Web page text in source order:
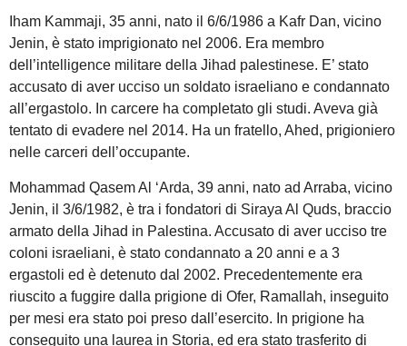
Iham Kammaji, 35 anni, nato il 6/6/1986 a Kafr Dan, vicino
Jenin, è stato imprigionato nel 2006. Era membro
dell’intelligence militare della Jihad palestinese. E’ stato
accusato di aver ucciso un soldato israeliano e condannato
all’ergastolo. In carcere ha completato gli studi. Aveva già
tentato di evadere nel 2014. Ha un fratello, Ahed, prigioniero
nelle carceri dell’occupante.
Mohammad Qasem Al ‘Arda, 39 anni, nato ad Arraba, vicino
Jenin, il 3/6/1982, è tra i fondatori di Siraya Al Quds, braccio
armato della Jihad in Palestina. Accusato di aver ucciso tre
coloni israeliani, è stato condannato a 20 anni e a 3
ergastoli ed è detenuto dal 2002. Precedentemente era
riuscito a fuggire dalla prigione di Ofer, Ramallah, inseguito
per mesi era stato poi preso dall’esercito. In prigione ha
conseguito una laurea in Storia, ed era stato trasferito di